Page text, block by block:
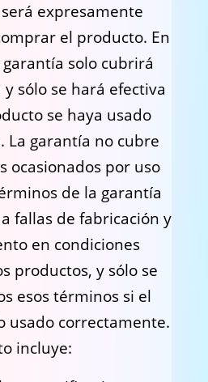
expresamente
el producto. En
garantía solo cubrirá
sólo se hará efectiva
se haya usado
La garantía no cubre
ocasionados por uso
de la garantía
fallas de fabricación y
en condiciones
productos, y sólo se
esos términos si el
usado correctamente.
incluye: